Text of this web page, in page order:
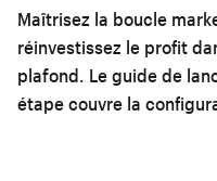
Maîtrisez la boucle
réinvestissez le profit
plafond. Leguide de
étapecouvre la